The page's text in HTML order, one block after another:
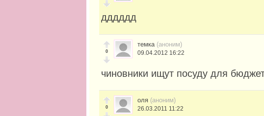
дддддд
0
темка (аноним)
09.04.2012 16:22
чиновники ищут посуду для
0
оля (аноним)
26.03.2011 11:22